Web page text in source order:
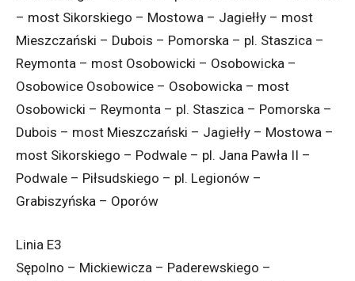
– most Sikorskiego – Mostowa – Jagiełły – most
Mieszczański – Dubois – Pomorska – pl. Staszica –
Reymonta – most Osobowicki – Osobowicka –
Osobowice Osobowice – Osobowicka – most
Osobowicki – Reymonta – pl. Staszica – Pomorska –
Dubois – most Mieszczański – Jagiełły – Mostowa –
most Sikorskiego – Podwale – pl. Jana Pawła II –
Podwale – Piłsudskiego – pl. Legionów –
Grabiszyńska – Oporów
Linia E3
Sępolno – Mickiewicza – Paderewskiego –